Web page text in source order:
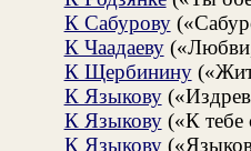
К Сабурову
К Чаадаеву(«Любви,
К Щербинину
К Языкову
К Языкову(«К тебе
К Языкову